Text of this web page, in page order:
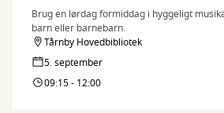
Brug en lørdag formiddag i hyggeligt
barn eller barnebarn.
Tårnby Hovedbibliotek
5. september
09:15 - 12:00